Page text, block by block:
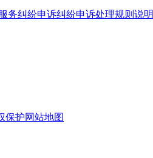
务纠纷申诉纠纷申诉处理规则说明
保护网站地图